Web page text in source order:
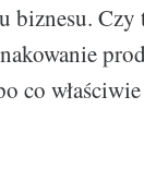
biznesu.
co